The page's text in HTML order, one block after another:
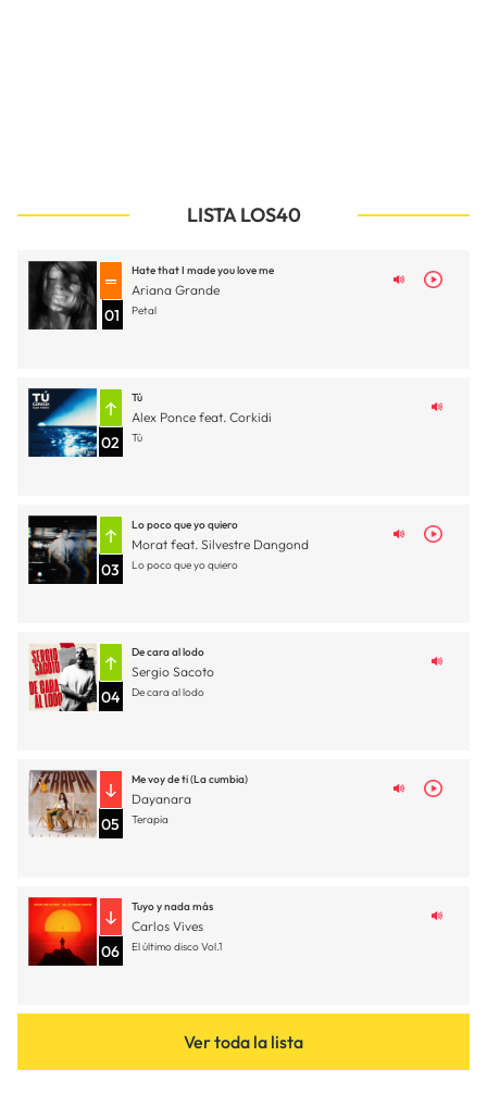
LISTA LOS40
01
Hate that I made you love me
Ariana Grande
Petal
02
Tú
Alex Ponce feat. Corkidi
Tú
03
Lo poco que yo quiero
Morat feat. Silvestre Dangond
Lo poco que yo quiero
04
De cara al lodo
Sergio Sacoto
De cara al lodo
05
Me voy de ti (La cumbia)
Dayanara
Terapia
06
Tuyo y nada más
Carlos Vives
El último disco Vol.1
Ver toda la lista